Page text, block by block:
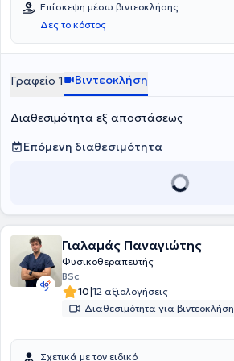
Επίσκεψη μέσω βιντεοκλήσης
Δες το κόστος
Γραφείο 1 Βιντεοκλήση
Διαθεσιμότητα εξ αποστάσεως
Επόμενη διαθεσιμότητα
Γιαλαμάς Παναγιώτης
Φυσικοθεραπευτής
BSc
10|12 αξιολογήσεις
Διαθεσιμότητα για βιντεοκλήση
Σχετικά με τον ειδικό